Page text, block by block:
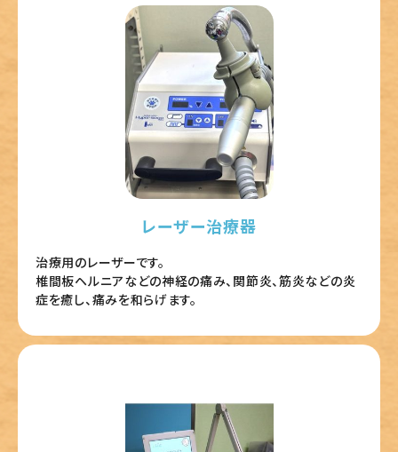
レーザー治療器
治療用のレーザーです。
椎間板ヘルニアなどの神経の痛み、関節炎、筋炎などの炎
症を癒し、痛みを和らげます。